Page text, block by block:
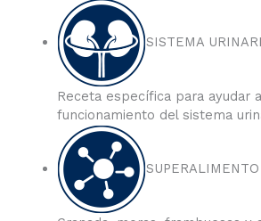
SISTEMA
Receta específica para ayudar
funcionamiento del sistema